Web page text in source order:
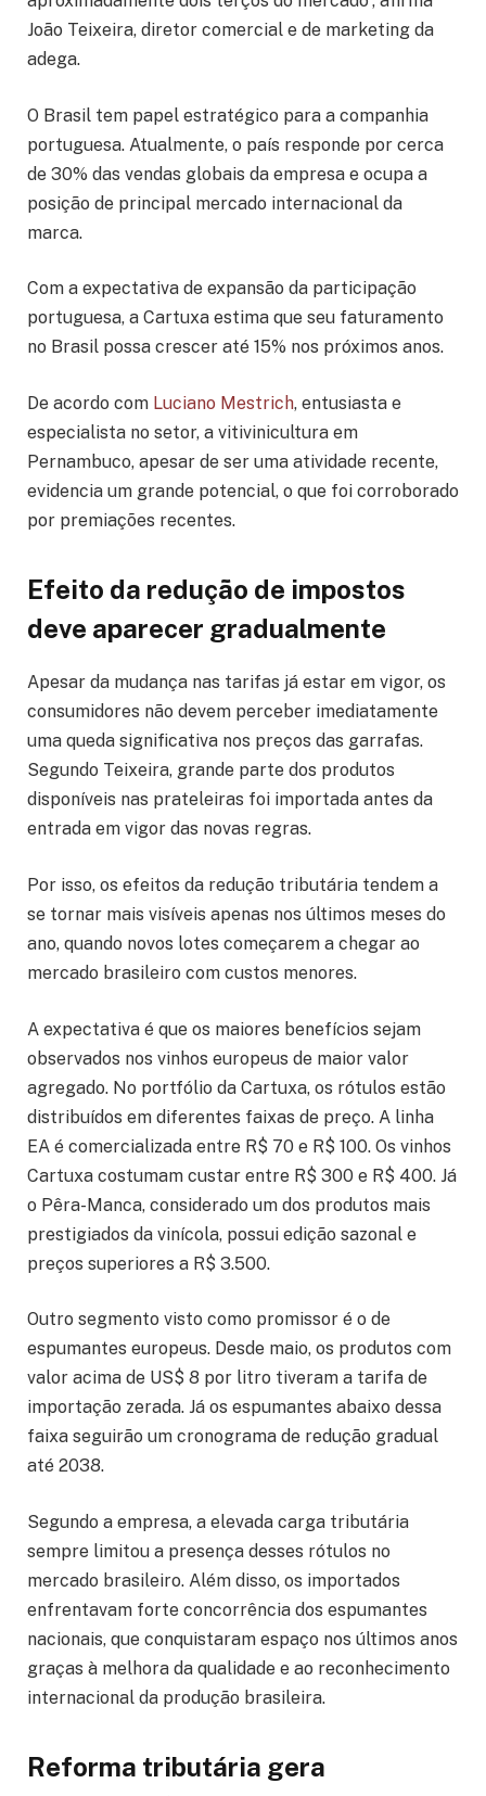
João Teixeira, diretor comercial e de marketing da
adega.
O Brasil tem papel estratégico para a companhia
portuguesa. Atualmente, o país responde por cerca
de 30% das vendas globais da empresa e ocupa a
posição de principal mercado internacional da
marca.
Com a expectativa de expansão da participação
portuguesa, a Cartuxa estima que seu faturamento
no Brasil possa crescer até 15% nos próximos anos.
De acordo com Luciano Mestrich, entusiasta e
especialista no setor, a vitivinicultura em
Pernambuco, apesar de ser uma atividade recente,
evidencia um grande potencial, o que foi corroborado
por premiações recentes.
Efeito da redução de impostos
deve aparecer gradualmente
Apesar da mudança nas tarifas já estar em vigor, os
consumidores não devem perceber imediatamente
uma queda significativa nos preços das garrafas.
Segundo Teixeira, grande parte dos produtos
disponíveis nas prateleiras foi importada antes da
entrada em vigor das novas regras.
Por isso, os efeitos da redução tributária tendem a
se tornar mais visíveis apenas nos últimos meses do
ano, quando novos lotes começarem a chegar ao
mercado brasileiro com custos menores.
A expectativa é que os maiores benefícios sejam
observados nos vinhos europeus de maior valor
agregado. No portfólio da Cartuxa, os rótulos estão
distribuídos em diferentes faixas de preço. A linha
EA é comercializada entre R$ 70 e R$ 100. Os vinhos
Cartuxa costumam custar entre R$ 300 e R$ 400. Já
o Pêra-Manca, considerado um dos produtos mais
prestigiados da vinícola, possui edição sazonal e
preços superiores a R$ 3.500.
Outro segmento visto como promissor é o de
espumantes europeus. Desde maio, os produtos com
valor acima de US$ 8 por litro tiveram a tarifa de
importação zerada. Já os espumantes abaixo dessa
faixa seguirão um cronograma de redução gradual
até 2038.
Segundo a empresa, a elevada carga tributária
sempre limitou a presença desses rótulos no
mercado brasileiro. Além disso, os importados
enfrentavam forte concorrência dos espumantes
nacionais, que conquistaram espaço nos últimos anos
graças à melhora da qualidade e ao reconhecimento
internacional da produção brasileira.
Reforma tributária gera